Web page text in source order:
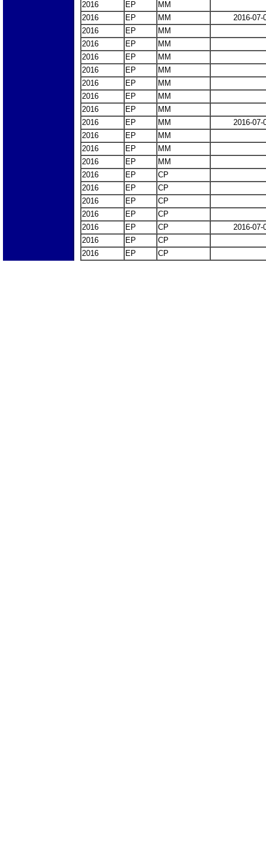
2016 EP
MM
2016
EP MM
2016-07-
2016
EP
MM
2016
EP
MM
2016
EP
MM
2016
EP
MM
2016
EP
MM
2016
EP
MM
2016
EP
MM
2016
EP MM
2016-07-
2016
EP
MM
2016
EP
MM
2016
EP
MM
2016
EP
CP
2016
EP
CP
2016
EP
CP
2016
EP
CP
2016
EP CP
2016-07-
2016
EP
CP
2016
EP CP